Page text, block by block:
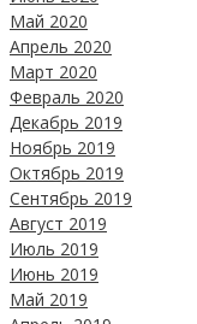
Май 2020
Апрель 2020
Март 2020
Февраль 2020
Декабрь 2019
Ноябрь 2019
Октябрь 2019
Сентябрь 2019
Август 2019
Июль 2019
Июнь 2019
Май 2019